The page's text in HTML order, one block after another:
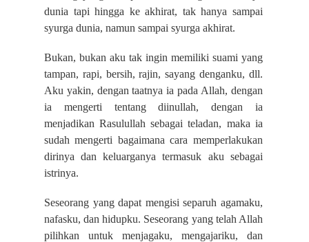
dunia tapi hingga ke akhirat, tak hanya sampai
syurga dunia, namun sampai syurga akhirat.
Bukan, bukan aku tak ingin memiliki suami yang
tampan, rapi, bersih, rajin, sayang denganku, dll.
Aku yakin, dengan taatnya ia pada Allah, dengan
ia mengerti tentang diinullah, dengan ia
menjadikan Rasulullah sebagai teladan, maka ia
sudah mengerti bagaimana cara memperlakukan
dirinya dan keluarganya termasuk aku sebagai
istrinya.
Seseorang yang dapat mengisi separuh agamaku,
nafasku, dan hidupku. Seseorang yang telah Allah
pilihkan untuk menjagaku, mengajariku, dan